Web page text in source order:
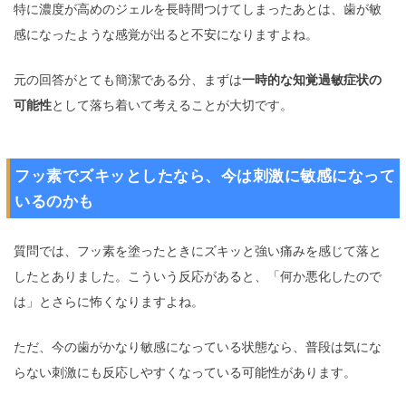
特に濃度が高めのジェルを長時間つけてしまったあとは、歯が敏
感になったような感覚が出ると不安になりますよね。
元の回答がとても簡潔である分、まずは一時的な知覚過敏症状の
可能性として落ち着いて考えることが大切です。
フッ素でズキッとしたなら、今は刺激に敏感になって
いるのかも
質問では、フッ素を塗ったときにズキッと強い痛みを感じて落と
したとありました。こういう反応があると、「何か悪化したので
は」とさらに怖くなりますよね。
ただ、今の歯がかなり敏感になっている状態なら、普段は気にな
らない刺激にも反応しやすくなっている可能性があります。